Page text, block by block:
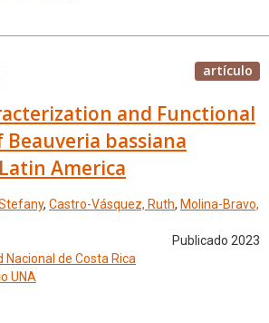
artículo
and Functional
bassiana
America
, Castro-Vásquez, Ruth, Molina-Bravo,
Publicado 2023
Nacional de Costa Rica
UNA